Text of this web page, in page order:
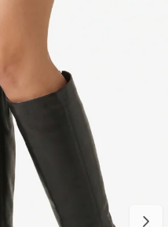
cm
decorativos